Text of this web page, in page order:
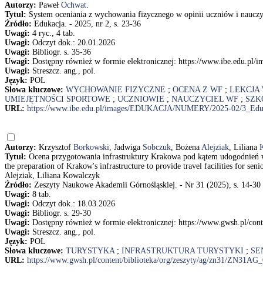
Autorzy: Paweł Ochwat.
Tytuł: System oceniania z wychowania fizycznego w opinii uczniów i
Źródło: Edukacja. - 2025, nr 2, s. 23-36
Uwagi: 4 ryc., 4 tab.
Uwagi: Odczyt dok.: 20.01.2026
Uwagi: Bibliogr. s. 35-36
Uwagi: Dostępny również w formie elektronicznej: https://www.ibe.edu.pl/
Uwagi: Streszcz. ang., pol.
Język: POL
Słowa kluczowe: WYCHOWANIE FIZYCZNE ; OCENA Z WF ; LEKCJA
UMIEJĘTNOŚCI SPORTOWE ; UCZNIOWIE ; NAUCZYCIEL WF ;
URL: https://www.ibe.edu.pl/images/EDUKACJA/NUMERY/2025-02/
Autorzy: Krzysztof Borkowski, Jadwiga Sobczuk, Bożena Alejziak, Liliana
Tytuł: Ocena przygotowania infrastruktury Krakowa pod kątem
the preparation of Krakow's infrastructure to provide travel facilities for
Alejziak, Liliana Kowalczyk
Źródło: Zeszyty Naukowe Akademii Górnośląskiej. - Nr 31 (2025), s. 14-30
Uwagi: 8 tab.
Uwagi: Odczyt dok.: 18.03.2026
Uwagi: Bibliogr. s. 29-30
Uwagi: Dostępny również w formie elektronicznej: https://www.gwsh.pl/
Uwagi: Streszcz. ang., pol.
Język: POL
Słowa kluczowe: TURYSTYKA; INFRASTRUKTURA TURYSTYKI ;
URL: https://www.gwsh.pl/content/biblioteka/org/zeszyty/ag/zn31/